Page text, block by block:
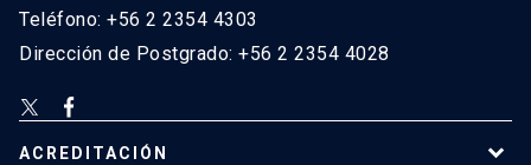
Teléfono: +56 2 2354 4303
Dirección de Postgrado: +56 2 2354 4028
ACREDITACIÓN